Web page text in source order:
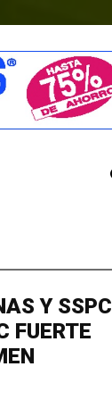
Y SSPC
FUERTE